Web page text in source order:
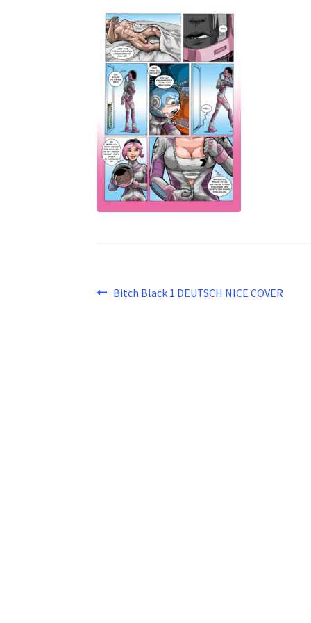
Beitragsnavigation
Vorheriger
Bitch Black 1 DEUTSCH NICE COVER